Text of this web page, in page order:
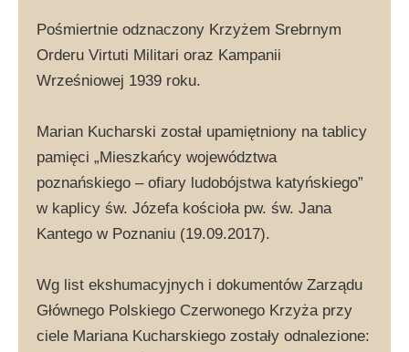
Pośmiertnie odznaczony Krzyżem Srebrnym
Orderu Virtuti Militari oraz Kampanii
Wrześniowej 1939 roku.
Marian Kucharski został upamiętniony na tablicy
pamięci „Mieszkańcy województwa
poznańskiego – ofiary ludobójstwa katyńskiego”
w kaplicy św. Józefa kościoła pw. św. Jana
Kantego w Poznaniu (19.09.2017).
Wg list ekshumacyjnych i dokumentów Zarządu
Głównego Polskiego Czerwonego Krzyża przy
ciele Mariana Kucharskiego zostały odnalezione: